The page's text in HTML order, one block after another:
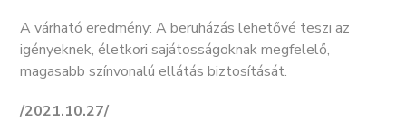
A várható eredmény: A beruházás lehetővé teszi az
igényeknek, életkori sajátosságoknak megfelelő,
magasabb színvonalú ellátás biztosítását.
/2021.10.27/